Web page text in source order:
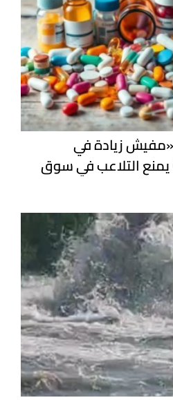
زيادة في
الأسعار».. وQR Code يمنع التلاعب في سوق